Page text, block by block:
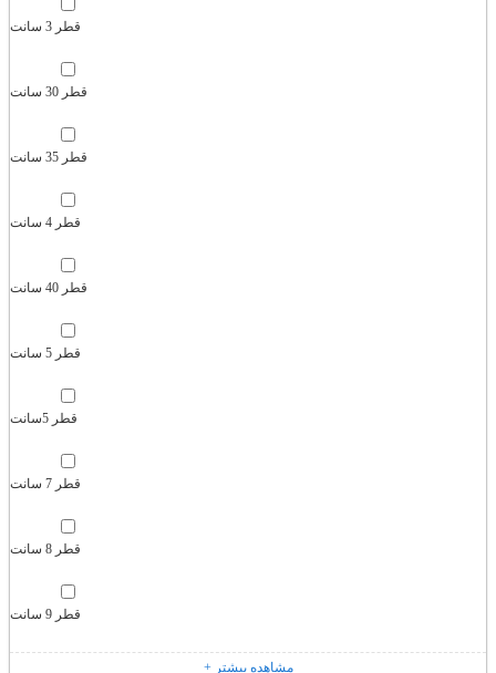
قطر 3 سانت
قطر 30 سانت
قطر 35 سانت
قطر 4 سانت
قطر 40 سانت
قطر 5 سانت
قطر 5سانت
قطر 7 سانت
قطر 8 سانت
قطر 9 سانت
+ مشاهده بیشتر